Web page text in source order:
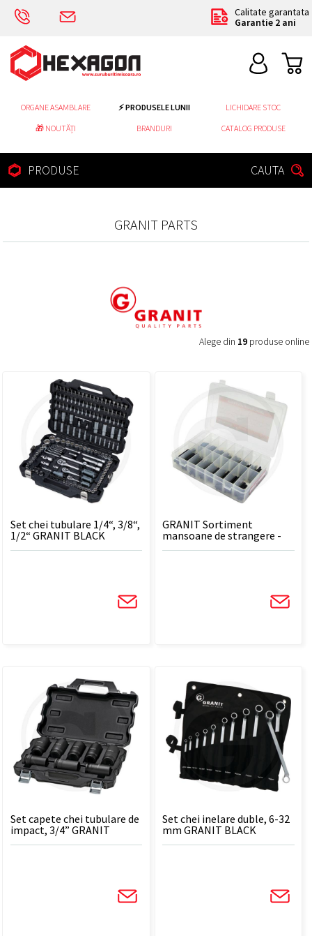
Calitate garantata
Garantie 2 ani
ORGANE ASAMBLARE ⚡ PRODUSELE LUNII
LICHIDARE STOC
🎁 NOUTĂȚI
BRANDURI CATALOG PRODUSE
PRODUSE CAUTA
GRANIT PARTS
Alege din 19produse online
Set chei tubulare 1/4“, 3/8“,
1/2“ GRANIT BLACK
EDITION
GRANIT Sortiment
mansoane de strangere -
300 piese, DIN 1481
Set capete chei tubulare de
impact, 3/4” GRANIT
BLACK EDITION - 8 BUC
Set chei inelare duble, 6-32
mm GRANIT BLACK
EDITION - 11 BUC